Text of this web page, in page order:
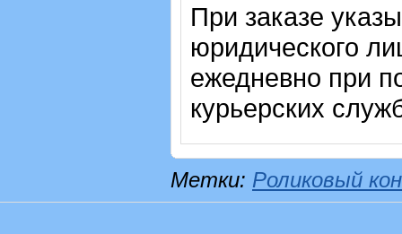
При заказе
юридического
ежедневно при
курьерских
Метки: Роликовый